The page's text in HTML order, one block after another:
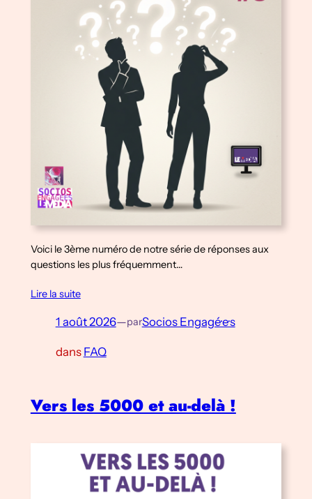
Voici le 3ème numéro de notre série de réponses aux
questions les plus fréquemment…
Lire la suite
1 août 2026—parSocios Engagé·e·s
dans FAQ
Vers les 5000 et au-delà !